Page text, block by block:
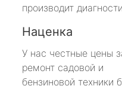
производит
Наценка
У нас честные цены
ремонт садовой и
бензиновой техники